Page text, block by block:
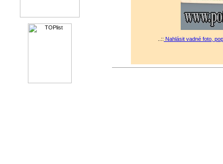
..:: Nahlásit vadné foto,